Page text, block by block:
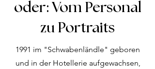
oder: Vom Personal
zu Portraits
1991 im "Schwabenländle" geboren
und in der Hotellerie aufgewachsen,